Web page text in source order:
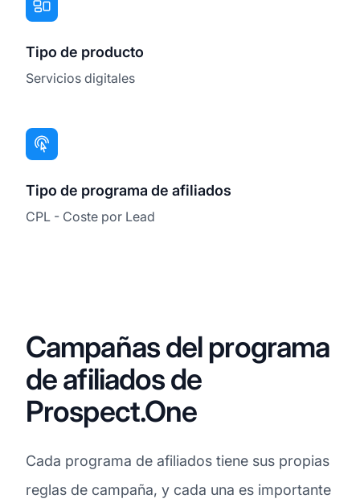
Tipo de producto
Servicios digitales
Tipo de programa de afiliados
CPL - Coste por Lead
Campañas del programa
de afiliados de
Prospect.One
Cada programa de afiliados tiene sus propias
reglas de campaña, y cada una es importante